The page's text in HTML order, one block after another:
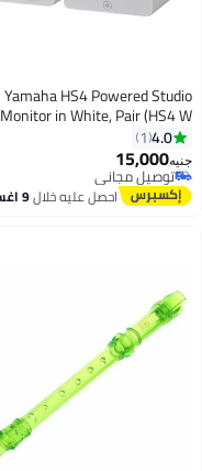
Yamaha HS4 Powered Studio
Monitor in White, Pair (HS4 W)
4.0
1
جنيه15,000
توصيل مجاني
توصيل مجانياحصل عليه خلال9 اغسطس